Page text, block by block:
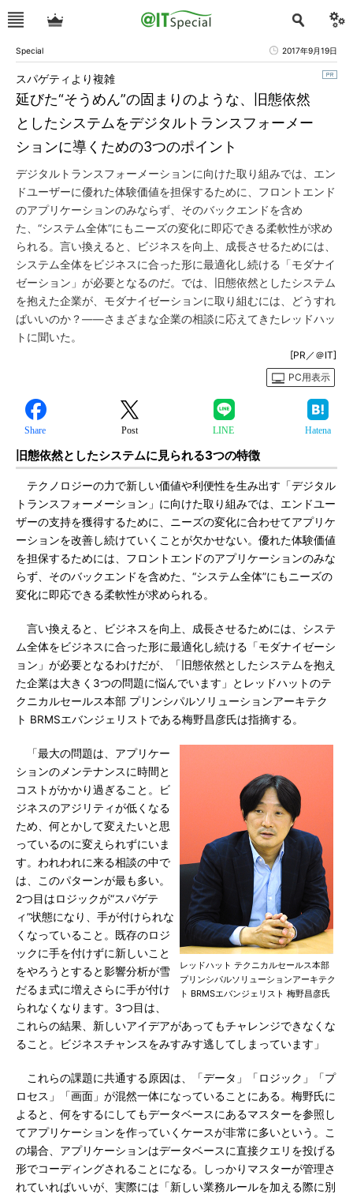
Special 2017年9月19日
延びた“そうめん”の固まりのような、旧態依然
としたシステムをデジタルトランスフォーメー
ションに導くための3つのポイント
スパゲティより複雑
デジタルトランスフォーメーションに向けた取り組みでは、エン
ドユーザーに優れた体験価値を担保するために、フロントエンド
のアプリケーションのみならず、そのバックエンドを含め
た、“システム全体”にもニーズの変化に即応できる柔軟性が求め
られる。言い換えると、ビジネスを向上、成長させるためには、
システム全体をビジネスに合った形に最適化し続ける「モダナイ
ゼーション」が必要となるのだ。では、旧態依然としたシステム
を抱えた企業が、モダナイゼーションに取り組むには、どうすれ
ばいいのか？――さまざまな企業の相談に応えてきたレッドハッ
トに聞いた。
[PR／＠IT]
PC用表示
Share Post LINE Hatena
旧態依然としたシステムに見られる3つの特徴
テクノロジーの力で新しい価値や利便性を生み出す「デジタル
トランスフォーメーション」に向けた取り組みでは、エンドユー
ザーの支持を獲得するために、ニーズの変化に合わせてアプリケ
ーションを改善し続けていくことが欠かせない。優れた体験価値
を担保するためには、フロントエンドのアプリケーションのみな
らず、そのバックエンドを含めた、“システム全体”にもニーズの
変化に即応できる柔軟性が求められる。
言い換えると、ビジネスを向上、成長させるためには、システ
ム全体をビジネスに合った形に最適化し続ける「モダナイゼーシ
ョン」が必要となるわけだが、「旧態依然としたシステムを抱え
た企業は大きく3つの問題に悩んでいます」とレッドハットのテ
クニカルセールス本部 プリンシパルソリューションアーキテク
ト BRMSエバンジェリストである梅野昌彦氏は指摘する。
レッドハット テクニカルセールス本部
プリンシパルソリューションアーキテク
ト BRMSエバンジェリスト 梅野昌彦氏
「最大の問題は、アプリケー
ションのメンテナンスに時間と
コストがかかり過ぎること。ビ
ジネスのアジリティが低くなる
ため、何とかして変えたいと思
っているのに変えられずにいま
す。われわれに来る相談の中で
は、このパターンが最も多い。
2つ目はロジックが“スパゲテ
ィ”状態になり、手が付けられな
くなっていること。既存のロジ
ックに手を付けずに新しいこと
をやろうとすると影響分析が雪
だるま式に増えさらに手が付け
られなくなります。3つ目は、
これらの結果、新しいアイデアがあってもチャレンジできなくな
ること。ビジネスチャンスをみすみす逃してしまっています」
これらの課題に共通する原因は、「データ」「ロジック」「プ
ロセス」「画面」が混然一体になっていることにある。梅野氏に
よると、何をするにしてもデータベースにあるマスターを参照し
てアプリケーションを作っていくケースが非常に多いという。こ
の場合、アプリケーションはデータベースに直接クエリを投げる
形でコーディングされることになる。しっかりマスターが管理さ
れていればいいが、実際には「新しい業務ルールを加える際に別